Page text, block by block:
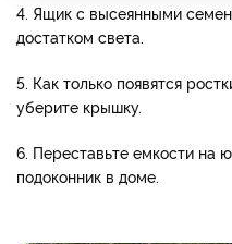
4. Ящик с высеянными
достатком света.
5. Как только появятся
уберите крышку.
6. Переставьте емкости на
подоконник в доме.